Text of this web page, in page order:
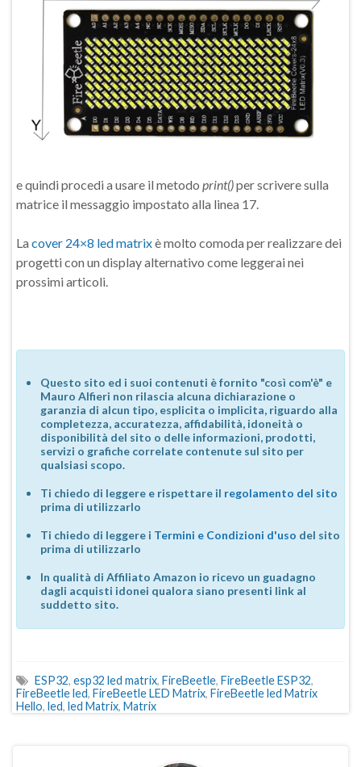
e quindi procedi a usare il metodo print()per scrivere sulla
matrice il messaggio impostato alla linea 17.
La cover 24×8 led matrixè molto comoda per realizzare dei
progetti con un display alternativo come leggerai nei
prossimi articoli.
Questo sito ed i suoi contenuti è fornito "così com'è" e
Mauro Alfieri non rilascia alcuna dichiarazione o
garanzia di alcun tipo, esplicita o implicita, riguardo alla
completezza, accuratezza, affidabilità, idoneità o
disponibilità del sito o delle informazioni, prodotti,
servizi o grafiche correlate contenute sul sito per
qualsiasi scopo.
Ti chiedo di leggere e rispettare il regolamento del sito
prima di utilizzarlo
Ti chiedo di leggere i Termini e Condizioni d'uso del sito
prima di utilizzarlo
In qualità di Affiliato Amazon io ricevo un guadagno
dagli acquisti idonei qualora siano presenti link al
suddetto sito.
ESP32, esp32 led matrix, FireBeetle, FireBeetle ESP32,
FireBeetle led, FireBeetle LED Matrix, FireBeetle led Matrix
Hello, led, led Matrix, Matrix